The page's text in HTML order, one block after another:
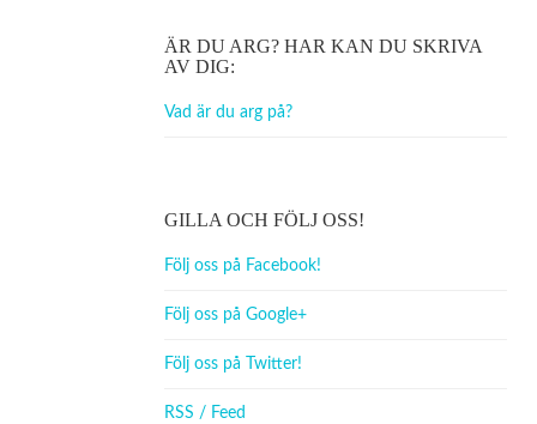
ÄR DU ARG? HAR KAN DU SKRIVA
AV DIG:
Vad är du arg på?
GILLA OCH FÖLJ OSS!
Följ oss på Facebook!
Följ oss på Google+
Följ oss på Twitter!
RSS / Feed